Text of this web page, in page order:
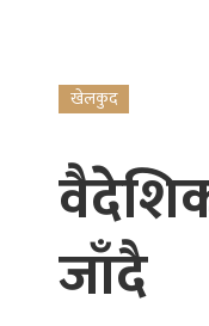
खेलकुद
जाँदै